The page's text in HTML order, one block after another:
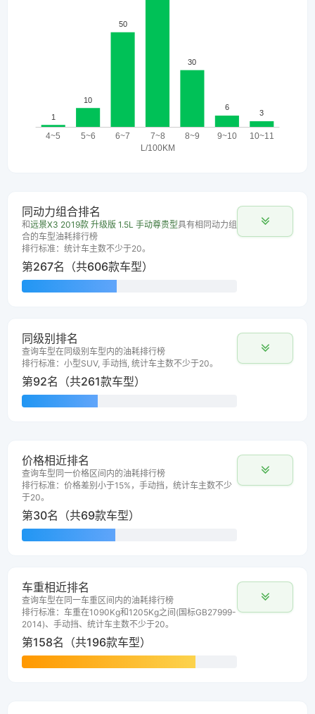
同动力组合排名
和远景X3 2019款 升级版 1.5L 手动尊贵型具有相同动力组
合的车型油耗排行榜
排行标准：统计车主数不少于20。
第267名（共606款车型）
同级别排名
查询车型在同级别车型内的油耗排行榜
排行标准：小型SUV, 手动挡, 统计车主数不少于20。
第92名（共261款车型）
价格相近排名
查询车型同一价格区间内的油耗排行榜
排行标准：价格差别小于15%，手动挡，统计车主数不少
于20。
第30名（共69款车型）
车重相近排名
查询车型在同一车重区间内的油耗排行榜
排行标准：车重在1090Kg和1205Kg之间(国标GB27999-
2014)、手动挡、统计车主数不少于20。
第158名（共196款车型）